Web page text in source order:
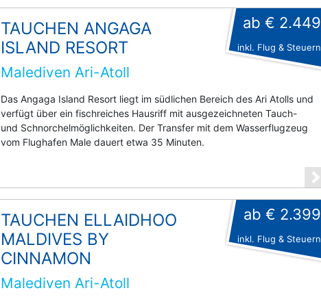
TAUCHEN ANGAGA
ISLAND RESORT
Malediven Ari-Atoll
Das Angaga Island Resort liegt im südlichen Bereich des Ari Atolls und
verfügt über ein fischreiches Hausriff mit ausgezeichneten Tauch-
und Schnorchelmöglichkeiten. Der Transfer mit dem Wasserflugzeug
vom Flughafen Male dauert etwa 35 Minuten.
ab € 2.449
inkl. Flug & Steuern
TAUCHEN ELLAIDHOO
MALDIVES BY
CINNAMON
Malediven Ari-Atoll
ab € 2.399
inkl. Flug & Steuern